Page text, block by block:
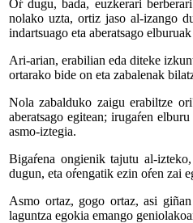
Oŕ dugu, bada, euzkerari
nolako uzta, ortiz jaso al-izango
indartsuago eta aberatsago
Ari-arian, erabilian eda diteke
ortarako bide on eta zabalenak
Nola zabalduko zaigu erabiltze
aberatsago egitean; irugaŕen
asmo-iztegia.
Bigaŕena ongienik tajutu al-
dugun, eta oŕengatik ezin oŕen zai
Asmo ortaz, gogo ortaz, asi
laguntza egokia emango